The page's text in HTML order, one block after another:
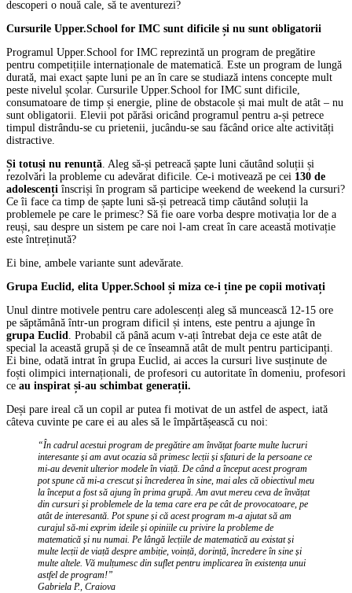
descoperi o nouă cale, să te aventurezi?
Cursurile Upper.School for IMC sunt dificile și nu sunt obligatorii
Programul Upper.School for IMC reprezintă un program de pregătire
pentru competițiile internaționale de matematică. Este un program de lungă
durată, mai exact șapte luni pe an în care se studiază intens concepte mult
peste nivelul școlar. Cursurile Upper.School for IMC sunt dificile,
consumatoare de timp și energie, pline de obstacole și mai mult de atât – nu
sunt obligatorii. Elevii pot părăsi oricând programul pentru a-și petrece
timpul distrându-se cu prietenii, jucându-se sau făcând orice alte activități
distractive.
Și totuși nu renunță . Aleg să-și petreacă șapte luni căutând soluții și
rezolvări la probleme cu adevărat dificile. Ce-i motivează pe cei 130 de
adolescenți înscriși în program să participe weekend de weekend la cursuri?
Ce îi face ca timp de șapte luni să-și petreacă timp căutând soluții la
problemele pe care le primesc? Să fie oare vorba despre motivația lor de a
reuși, sau despre un sistem pe care noi l-am creat în care această motivație
este întreținută?
Ei bine, ambele variante sunt adevărate.
Grupa Euclid, elita Upper.School și miza ce-i ține pe copii motivați
Unul dintre motivele pentru care adolescenți aleg să muncească 12-15 ore
pe săptămână într-un program dificil și intens, este pentru a ajunge în
grupa Euclid . Probabil că până acum v-ați întrebat deja ce este atât de
special la această grupă și de ce înseamnă atât de mult pentru participanți.
Ei bine, odată intrat în grupa Euclid, ai acces la cursuri live susținute de
foști olimpici internaționali, de profesori cu autoritate în domeniu, profesori
ce au inspirat și-au schimbat generații.
Deși pare ireal că un copil ar putea fi motivat de un astfel de aspect, iată
câteva cuvinte pe care ei au ales să le împărtășească cu noi:
“În cadrul acestui program de pregătire am învățat foarte multe lucruri
interesante și am avut ocazia să primesc lecții și sfaturi de la persoane ce
mi-au devenit ulterior modele în viață. De când a început acest program
pot spune că mi-a crescut și încrederea în sine, mai ales că obiectivul meu
la început a fost să ajung în prima grupă. Am avut mereu ceva de învățat
din cursuri și problemele de la tema care era pe cât de provocatoare, pe
atât de interesantă. Pot spune și că acest program m-a ajutat să am
curajul să-mi exprim ideile și opiniile cu privire la probleme de
matematică și nu numai. Pe lângă lecțiile de matematică au existat și
multe lecții de viață despre ambiție, voință, dorință, încredere în sine și
multe altele. Vă mulțumesc din suflet pentru implicarea în existența unui
astfel de program!”
Gabriela P., Craiova